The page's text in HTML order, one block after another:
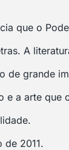
que o
A
de grande
a arte que
de 2011.